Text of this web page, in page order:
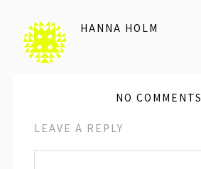
HANNA HOLM
NO COMMENTS
LEAVE A REPLY